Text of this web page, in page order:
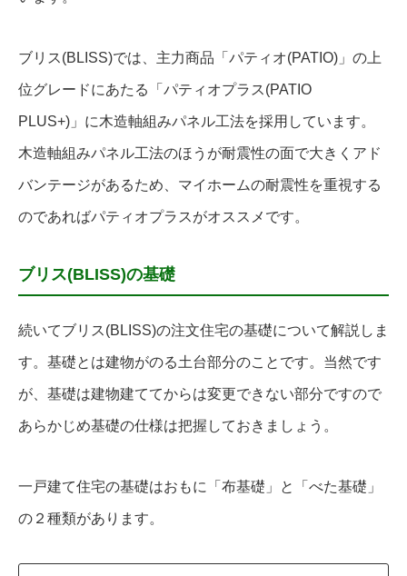
ブリス(BLISS)では、主力商品「パティオ(PATIO)」の上
位グレードにあたる「パティオプラス(PATIO
PLUS+)」に木造軸組みパネル工法を採用しています。
木造軸組みパネル工法のほうが耐震性の面で大きくアド
バンテージがあるため、マイホームの耐震性を重視する
のであればパティオプラスがオススメです。
ブリス(BLISS)の基礎
続いてブリス(BLISS)の注文住宅の基礎について解説しま
す。基礎とは建物がのる土台部分のことです。当然です
が、基礎は建物建ててからは変更できない部分ですので
あらかじめ基礎の仕様は把握しておきましょう。
一戸建て住宅の基礎はおもに「布基礎」と「べた基礎」
の２種類があります。